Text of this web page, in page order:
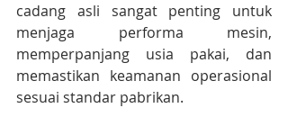
cadang asli sangat penting untuk
menjaga performa mesin,
memperpanjang usia pakai, dan
memastikan keamanan operasional
sesuai standar pabrikan.